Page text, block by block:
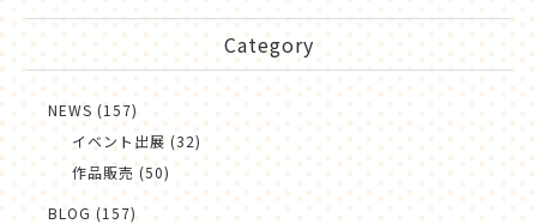
Category
NEWS (157)
イベント出展 (32)
作品販売 (50)
BLOG (157)